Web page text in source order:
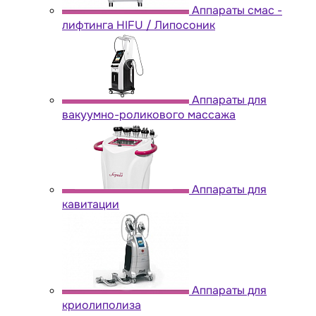
Аппараты cмас -
лифтинга HIFU / Липосоник
Аппараты для
вакуумно-роликового массажа
Аппараты для
кавитации
Аппараты для
криолиполиза